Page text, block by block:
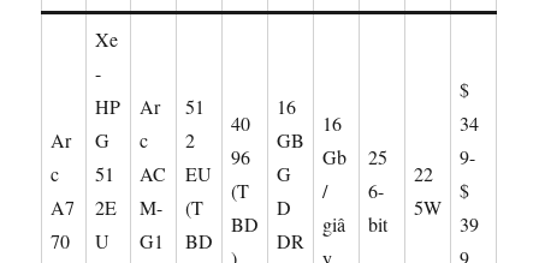
Ar
c
A7
70
Xe
-
HP
G
51
2E
U
Ar
c
AC
M-
G1
51
2
EU
(T
BD
40
96
(T
BD
)
16
GB
G
D
DR
16
Gb
/
giâ
y
25
6-
bit
22
5W
$
34
9-
$
39
9